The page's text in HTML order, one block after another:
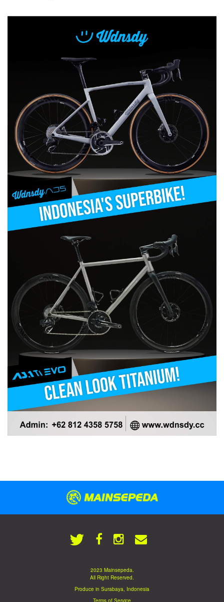
2023 Mainsepeda.
All Right Reserved.
Produce in Surabaya, Indonesia